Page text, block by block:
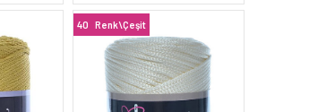
40 Renk\Çeşit